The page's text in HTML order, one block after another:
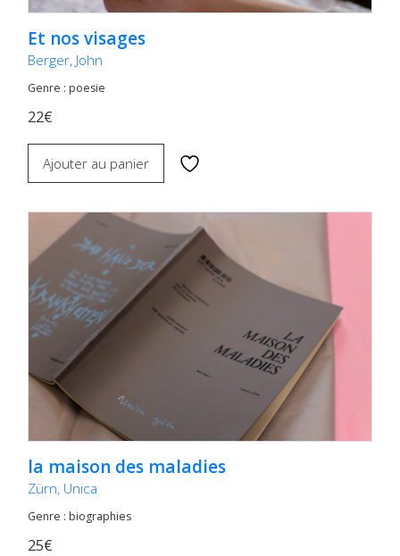
Et nos visages
Berger, John
Genre : poesie
22€
Ajouter au panier
la maison des maladies
Zürn, Unica
Genre : biographies
25€